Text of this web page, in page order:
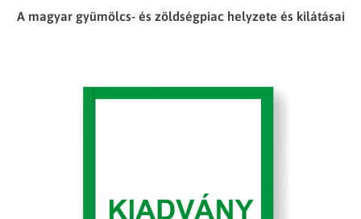
A magyar gyümölcs- és zöldségpiac helyzete és kilátásai